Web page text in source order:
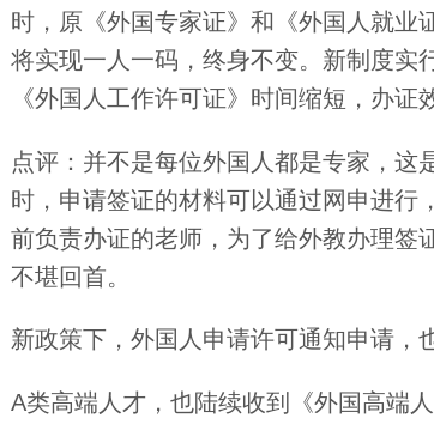
时，原《外国专家证》和《外国人就业
将实现一人一码，终身不变。新制度实
《外国人工作许可证》时间缩短，办证
点评：并不是每位外国人都是专家，这
时，申请签证的材料可以通过网申进行
前负责办证的老师，为了给外教办理签
不堪回首。
新政策下，外国人申请许可通知申请，
A类高端人才，也陆续收到《外国高端